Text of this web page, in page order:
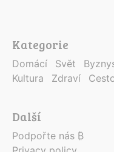
Kategorie
Domácí Svět
Kultura
Zdraví
Další
Podpořte nás ₿